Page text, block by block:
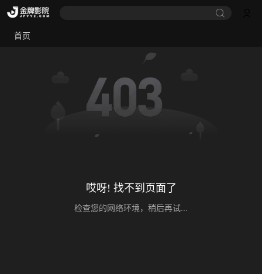
首页
哎呀! 找不到页面了
检查您的网络环境，稍后再试...